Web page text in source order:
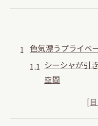
色気漂うプライベ
シーシャが引
空間
渋谷でシーシ